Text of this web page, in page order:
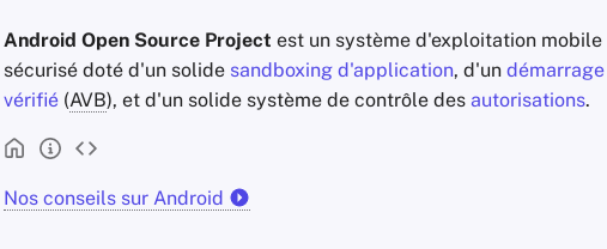
Android Open Source Project est un système d'exploitation mobile
sécurisé doté d'un solide sandboxing d'application, d'un démarrage
vérifié (AVB), et d'un solide système de contrôle des autorisations.
Nos conseils sur Android